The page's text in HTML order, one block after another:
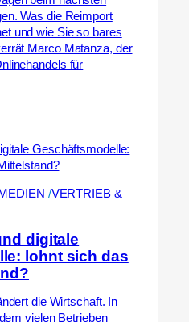
Was die Reimport
und wie Sie so bares
Marco Matanza, der
für
/VERTRIEB &
digitale
lohnt sich das
die Wirtschaft. In
vielen Betrieben